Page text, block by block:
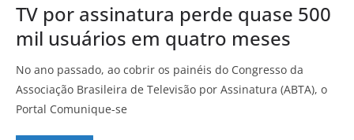
TV por assinatura perde quase 500
mil usuários em quatro meses
No ano passado, ao cobrir os painéis do Congresso da
Associação Brasileira de Televisão por Assinatura (ABTA), o
Portal Comunique-se